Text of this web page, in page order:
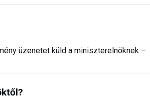
üzenetet küld a miniszterelnöknek –